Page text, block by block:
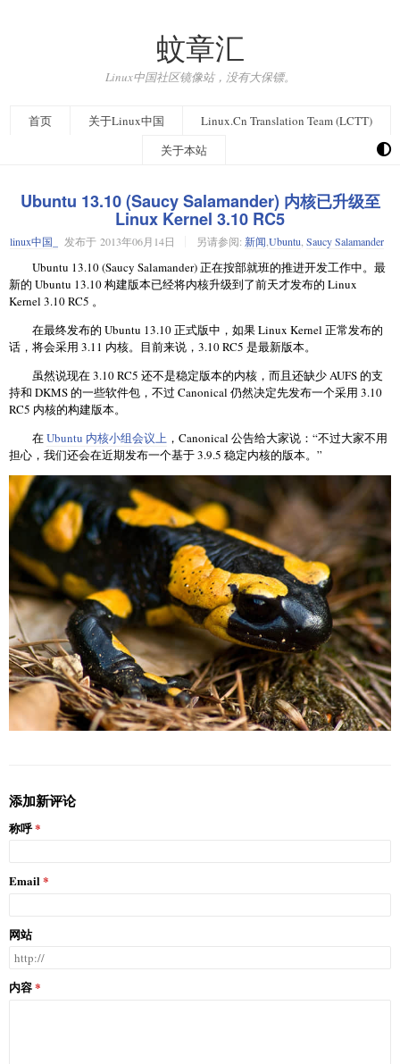
蚊章汇
Linux中国社区镜像站，没有大保镖。
首页 关于Linux中国
Linux.Cn Translation Team (LCTT)
关于本站
Ubuntu 13.10 (Saucy Salamander) 内核已升级至
Linux Kernel 3.10 RC5
linux中国_ 发布于 2013年06月14日 另请参阅: 新闻 Ubuntu, Saucy Salamander
Ubuntu 13.10 (Saucy Salamander) 正在按部就班的推进开发工作中。最
新的 Ubuntu 13.10 构建版本已经将内核升级到了前天才发布的 Linux
Kernel 3.10 RC5 。
在最终发布的 Ubuntu 13.10 正式版中，如果 Linux Kernel 正常发布的
话，将会采用 3.11 内核。目前来说，3.10 RC5 是最新版本。
虽然说现在 3.10 RC5 还不是稳定版本的内核，而且还缺少 AUFS 的支
持和 DKMS 的一些软件包，不过 Canonical 仍然决定先发布一个采用 3.10
RC5 内核的构建版本。
在Ubuntu 内核小组会议上 ，Canonical 公告给大家说：“不过大家不用
担心，我们还会在近期发布一个基于 3.9.5 稳定内核的版本。”
添加新评论
称呼
Email
网站
内容